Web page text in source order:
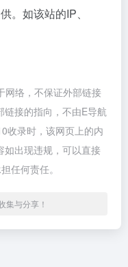
。如该站的IP、
网络，不保证外部链接
接的指向，不由E导航
收录时，该网页上的内
如出现违规，可以直接
任何责任。
集与分享！